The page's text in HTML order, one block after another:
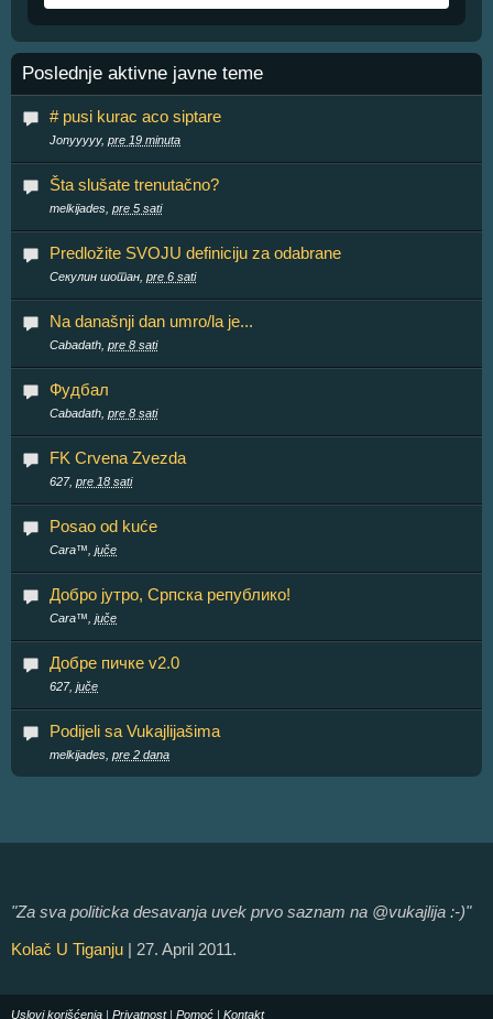
Poslednje aktivne javne teme
# pusi kurac aco siptare
Jonyyyyy, pre 19 minuta
Šta slušate trenutačno?
melkijades, pre 5 sati
Predložite SVOJU definiciju za odabrane
Секулин шотан, pre 6 sati
Na današnji dan umro/la je...
Cabadath, pre 8 sati
Фудбал
Cabadath, pre 8 sati
FK Crvena Zvezda
627, pre 18 sati
Posao od kuće
Cara™, juče
Добро јутро, Српска републико!
Cara™, juče
Добре пичке v2.0
627, juče
Podijeli sa Vukajlijašima
melkijades, pre 2 dana
"Za sva politicka desavanja uvek prvo saznam na @vukajlija :-)"
Kolač U Tiganju | 27. April 2011.
Uslovi korišćenja | Privatnost| Pomoć | Kontakt